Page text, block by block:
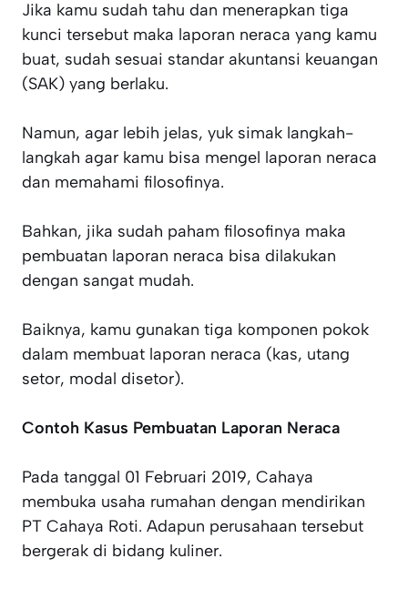
Jika kamu sudah tahu dan menerapkan tiga
kunci tersebut maka laporan neraca yang kamu
buat, sudah sesuai standar akuntansi keuangan
(SAK) yang berlaku.
Namun, agar lebih jelas, yuk simak langkah-
langkah agar kamu bisa mengel laporan neraca
dan memahami filosofinya.
Bahkan, jika sudah paham filosofinya maka
pembuatan laporan neraca bisa dilakukan
dengan sangat mudah.
Baiknya, kamu gunakan tiga komponen pokok
dalam membuat laporan neraca (kas, utang
setor, modal disetor).
Contoh Kasus Pembuatan Laporan Neraca
Pada tanggal 01 Februari 2019, Cahaya
membuka usaha rumahan dengan mendirikan
PT Cahaya Roti. Adapun perusahaan tersebut
bergerak di bidang kuliner.